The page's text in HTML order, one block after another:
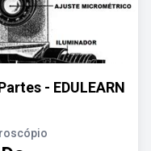
- EDULEARN